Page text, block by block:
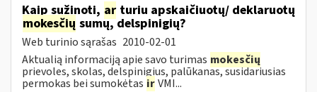
Kaip sužinoti, ar turiu apskaičiuotų/ deklaruotų
mokesčių sumų, delspinigių?
Web turinio sąrašas 2010-02-01
Aktualią informaciją apie savo turimas mokesčių
prievoles, skolas, delspinigius, palūkanas, susidariusias
permokas bei sumokėtas irVMI...